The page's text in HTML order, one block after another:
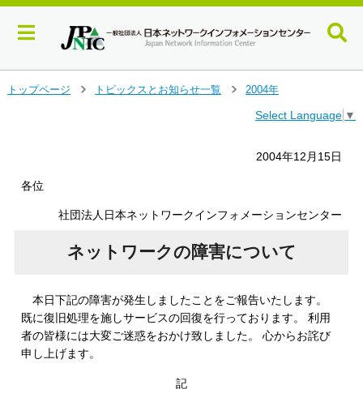
トップページ
トピックスとお知らせ一覧
2004年
Select Language ▼
2004年12月15日
各位
社団法人日本ネットワークインフォメーションセンター
ネットワークの障害について
本日下記の障害が発生しましたことをご報告いたします。
既に復旧処理を施しサービスの回復を行っております。 利用
者の皆様には大変ご迷惑をおかけ致しました。 心からお詫び
申し上げます。
記